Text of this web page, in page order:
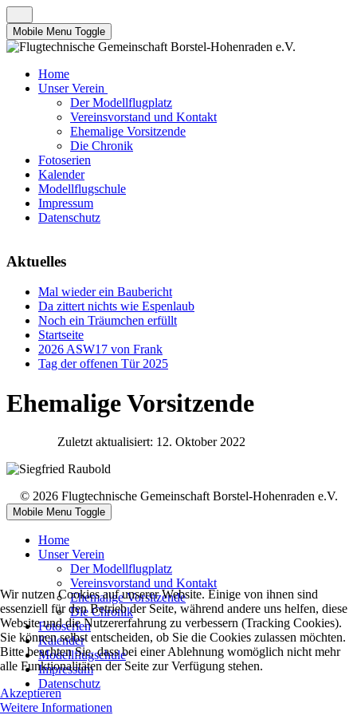
Mobile Menu Toggle
Home
Unser Verein
Der Modellflugplatz
Vereinsvorstand und Kontakt
Ehemalige Vorsitzende
Die Chronik
Fotoserien
Kalender
Modellflugschule
Impressum
Datenschutz
Aktuelles
Mal wieder ein Baubericht
Da zittert nichts wie Espenlaub
Noch ein Träumchen erfüllt
Startseite
2026 ASW17 von Frank
Tag der offenen Tür 2025
Ehemalige Vorsitzende
Zuletzt aktualisiert: 12. Oktober 2022
© 2026 Flugtechnische Gemeinschaft Borstel-Hohenraden e.V.
Mobile Menu Toggle
Home
Unser Verein
Der Modellflugplatz
Vereinsvorstand und Kontakt
Ehemalige Vorsitzende
Die Chronik
Fotoserien
Kalender
Modellflugschule
Impressum
Datenschutz
Wir nutzen Cookies auf unserer Website. Einige von ihnen sind
essenziell für den Betrieb der Seite, während andere uns helfen, diese
Website und die Nutzererfahrung zu verbessern (Tracking Cookies).
Sie können selbst entscheiden, ob Sie die Cookies zulassen möchten.
Bitte beachten Sie, dass bei einer Ablehnung womöglich nicht mehr
alle Funktionalitäten der Seite zur Verfügung stehen.
Akzeptieren
Weitere Informationen